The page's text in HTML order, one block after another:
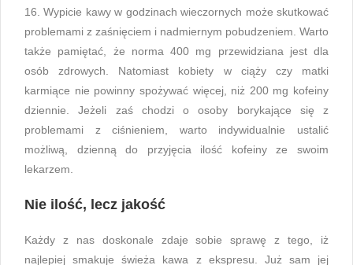
16. Wypicie kawy w godzinach wieczornych może skutkować
problemami z zaśnięciem i nadmiernym pobudzeniem. Warto
także pamiętać, że norma 400 mg przewidziana jest dla
osób zdrowych. Natomiast kobiety w ciąży czy matki
karmiące nie powinny spożywać więcej, niż 200 mg kofeiny
dziennie. Jeżeli zaś chodzi o osoby borykające się z
problemami z ciśnieniem, warto indywidualnie ustalić
możliwą, dzienną do przyjęcia ilość kofeiny ze swoim
lekarzem.
Nie ilość, lecz jakość
Każdy z nas doskonale zdaje sobie sprawę z tego, iż
najlepiej smakuje świeża kawa z ekspresu. Już sam jej